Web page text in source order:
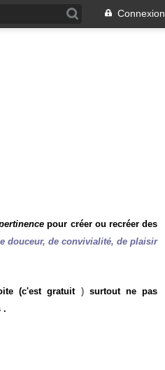
Connexion
pour créer ou recréer des
douceur, de convivialité, de plaisir
(c'est gratuit) surtout ne pas
.